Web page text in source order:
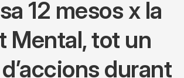
12 mesos x la
Mental, tot un
durant